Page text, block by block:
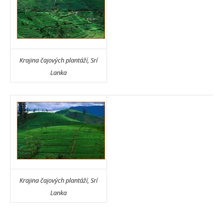
Krajina čajových plantáží, Srí
Lanka
Krajina čajových plantáží, Srí
Lanka